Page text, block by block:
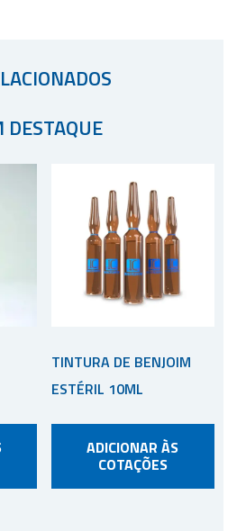
DESTAQUE
TINTURA DE BENJOIM
ESTÉRIL 10ML
ADICIONAR ÀS
COTAÇÕES